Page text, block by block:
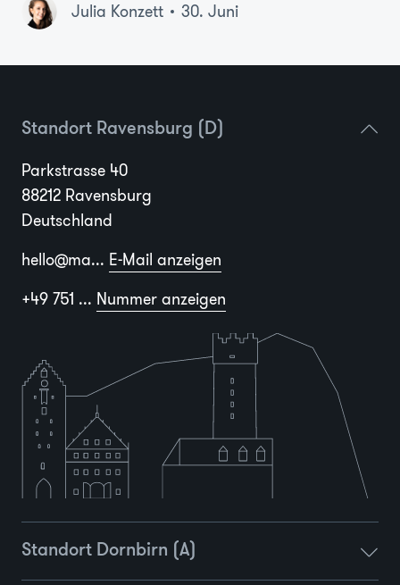
Julia Konzett 30. Juni
Standort Ravensburg (D)
Parkstrasse 40
88212 Ravensburg
Deutschland
hello@ma... E-Mail anzeigen
+49 751 ... Nummer anzeigen
Standort Dornbirn (A)